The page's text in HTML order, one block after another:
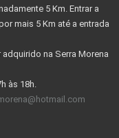
5 Km. Entrar a
mais 5 Km até a entrada
na Serra Morena
às 18h.